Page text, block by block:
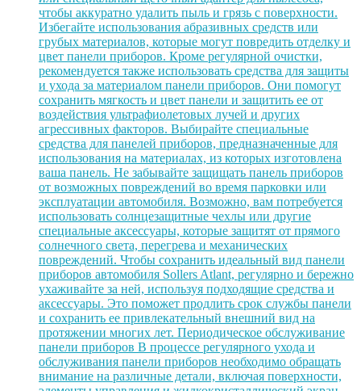
чтобы аккуратно удалить пыль и грязь с поверхности.
Избегайте использования абразивных средств или
грубых материалов, которые могут повредить отделку и
цвет панели приборов. Кроме регулярной очистки,
рекомендуется также использовать средства для защиты
и ухода за материалом панели приборов. Они помогут
сохранить мягкость и цвет панели и защитить ее от
воздействия ультрафиолетовых лучей и других
агрессивных факторов. Выбирайте специальные
средства для панелей приборов, предназначенные для
использования на материалах, из которых изготовлена
ваша панель. Не забывайте защищать панель приборов
от возможных повреждений во время парковки или
эксплуатации автомобиля. Возможно, вам потребуется
использовать солнцезащитные чехлы или другие
специальные аксессуары, которые защитят от прямого
солнечного света, перегрева и механических
повреждений. Чтобы сохранить идеальный вид панели
приборов автомобиля Sollers Atlant, регулярно и бережно
ухаживайте за ней, используя подходящие средства и
аксессуары. Это поможет продлить срок службы панели
и сохранить ее привлекательный внешний вид на
протяжении многих лет. Периодическое обслуживание
панели приборов В процессе регулярного ухода и
обслуживания панели приборов необходимо обращать
внимание на различные детали, включая поверхности,